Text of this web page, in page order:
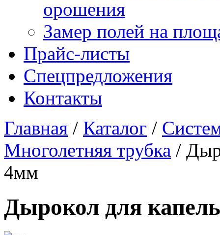
орошения
Замер полей на
Прайс-листы
Спецпредложения
Контакты
Главная / Каталог /
Многолетняя трубка /
4мм
Дырокол для